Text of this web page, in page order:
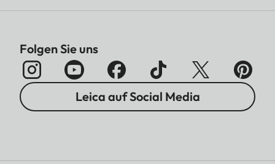
Folgen Sie uns
Leica auf Social Media